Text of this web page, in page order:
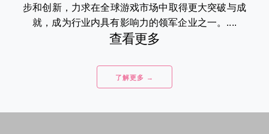
步和创新，力求在全球游戏市场中取得更大突破与成
就，成为行业内具有影响力的领军企业之一。....
查看更多
了解更多 →